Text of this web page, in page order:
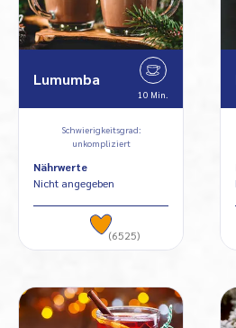
Lumumba
10 Min.
Schwierigkeitsgrad:
unkompliziert
Nährwerte
Nicht angegeben
(6525)